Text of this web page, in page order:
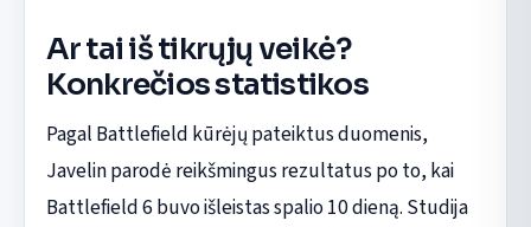
Ar tai iš tikrųjų veikė?
Konkrečios statistikos
Pagal Battlefield kūrėjų pateiktus duomenis,
Javelin parodė reikšmingus rezultatus po to, kai
Battlefield 6 buvo išleistas spalio 10 dieną. Studija